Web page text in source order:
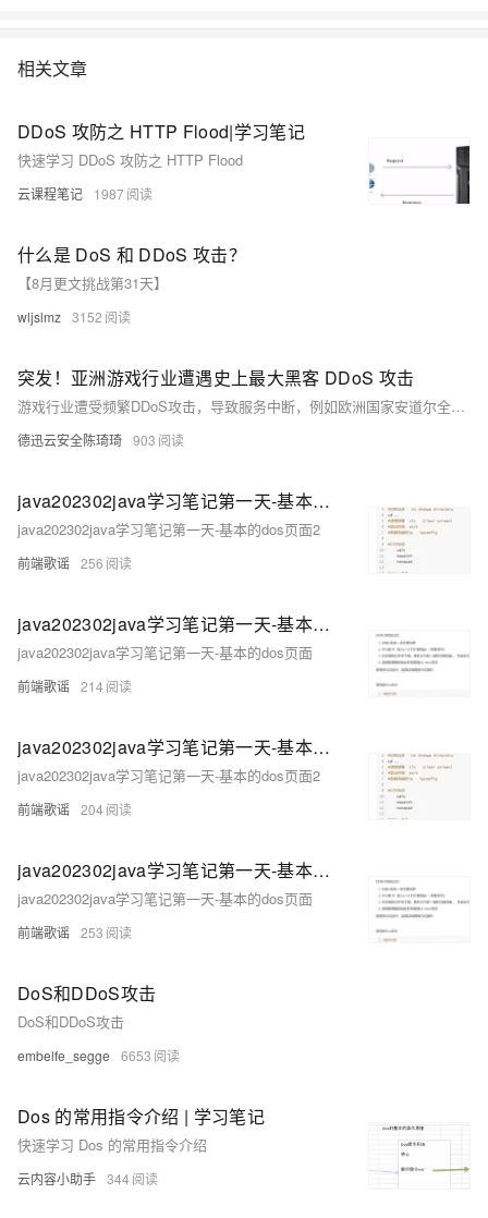
相关文章
DDoS 攻防之 HTTP Flood|学习笔记
快速学习 DDoS 攻防之 HTTP Flood
云课程笔记 1987
什么是 DoS 和 DDoS 攻击？
【8月更文挑战第31天】
wljslmz 3152
突发！亚洲游戏行业遭遇史上最大黑客 DDoS 攻击
游戏行业遭受频繁DDoS攻击，导致服务中断，例如欧洲国家安道尔全国近断网半小时。黑客利用低成本的DDoS手段勒索，尤其是针对中日韩印的手游市场。最常见的攻击方式是UDP洪水。防御措施包括使用硬件防火墙、抗D盾、负载均衡、SCDN流量清洗和分布式集群防御。游戏公司需平衡成本与安全，以确保服务稳定和玩家体验。在中国，此类攻击属犯罪行为，最高可判处有期徒刑。
德迅云安全陈琦琦 903
java202302java学习笔记第一天-基本的dos页面2
java202302java学习笔记第一天-基本的dos页面2
前端歌谣 256
java202302java学习笔记第一天-基本的dos页面
java202302java学习笔记第一天-基本的dos页面
前端歌谣 214
java202302java学习笔记第一天-基本的dos页面2
java202302java学习笔记第一天-基本的dos页面2
前端歌谣 204
java202302java学习笔记第一天-基本的dos页面
java202302java学习笔记第一天-基本的dos页面
前端歌谣 253
DoS和DDoS攻击
DoS和DDoS攻击
embelfe_segge 6653
Dos 的常用指令介绍 | 学习笔记
快速学习 Dos 的常用指令介绍
云内容小助手 344